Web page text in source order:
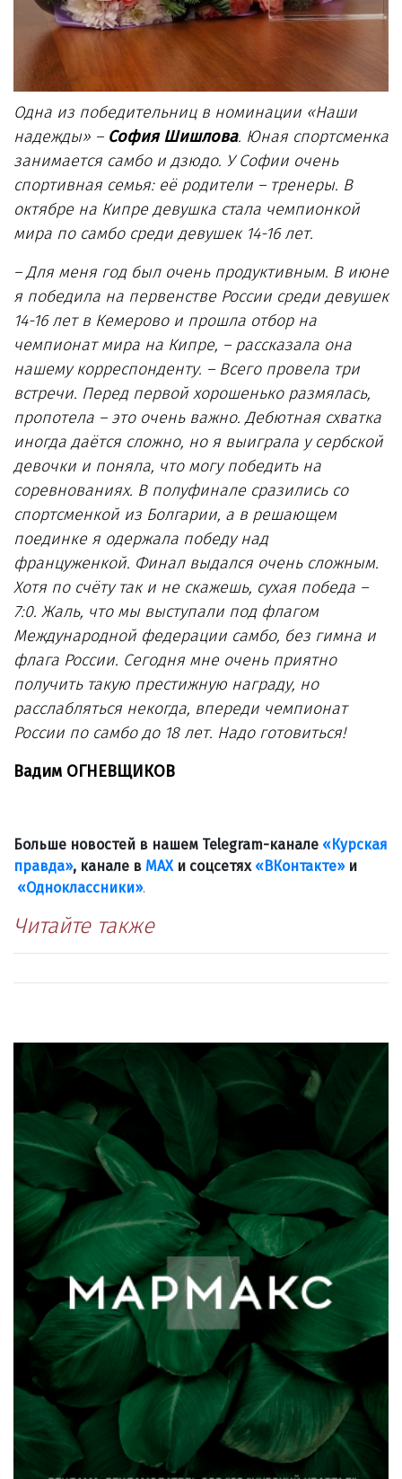
Одна из победительниц в номинации «Наши
надежды» – София Шишлова. Юная спортсменка
занимается самбо и дзюдо. У Софии очень
спортивная семья: её родители – тренеры. В
октябре на Кипре девушка стала чемпионкой
мира по самбо среди девушек 14-16 лет.
– Для меня год был очень продуктивным. В июне
я победила на первенстве России среди девушек
14-16 лет в Кемерово и прошла отбор на
чемпионат мира на Кипре, – рассказала она
нашему корреспонденту. – Всего провела три
встречи. Перед первой хорошенько размялась,
пропотела – это очень важно. Дебютная схватка
иногда даётся сложно, но я выиграла у сербской
девочки и поняла, что могу победить на
соревнованиях. В полуфинале сразились со
спортсменкой из Болгарии, а в решающем
поединке я одержала победу над
француженкой. Финал выдался очень сложным.
Хотя по счёту так и не скажешь, сухая победа –
7:0. Жаль, что мы выступали под флагом
Международной федерации самбо, без гимна и
флага России. Сегодня мне очень приятно
получить такую престижную награду, но
расслабляться некогда, впереди чемпионат
России по самбо до 18 лет. Надо готовиться!
Вадим ОГНЕВЩИКОВ
Больше новостей в нашем Telegram-канале «Курская
правда», канале в МАХи соцсетях «ВКонтакте»и
«Одноклассники».
Читайте также